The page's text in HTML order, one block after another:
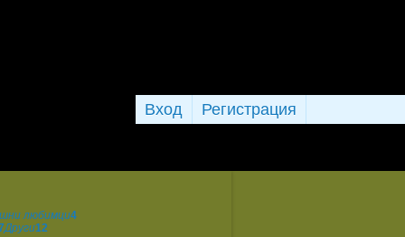
Регистрация
Вход
любимци4
Други12